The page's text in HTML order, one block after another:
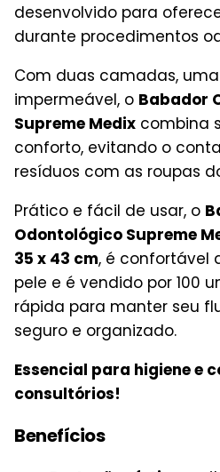
desenvolvido para
durante procedimentos
Com duas camadas,
impermeável, o Babador
Supreme Medix combina
conforto, evitando o
resíduos com as roupas
Prático e fácil de usar, o
Odontológico Supreme
35 x 43 cm, é confortável
pele e é vendido por 100
rápida para manter seu
seguro e organizado.
Essencial para higiene e
consultórios!
Benefícios